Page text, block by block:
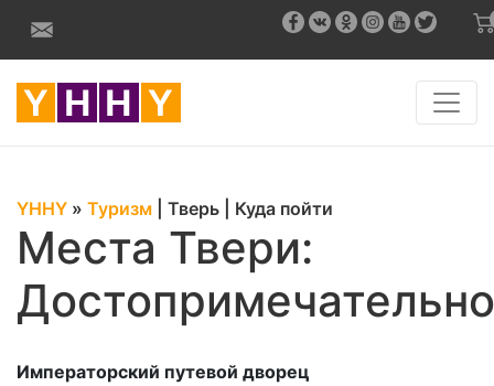
YHHY » Туризм Тверь Куда пойти
Места Твери:
Императорский путевой дворец